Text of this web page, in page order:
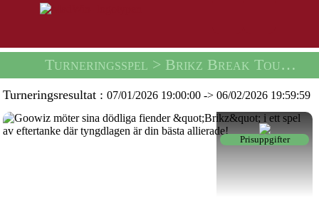
Turneringsspel > Brikz Break Tournament -
Turneringsresultat :07/01/2026 19:00:00 ->06/02/2026 19:59:59
Prisuppgifter